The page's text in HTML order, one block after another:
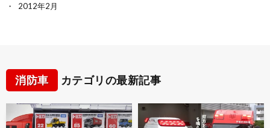
2012年2月
消防車 カテゴリの最新記事